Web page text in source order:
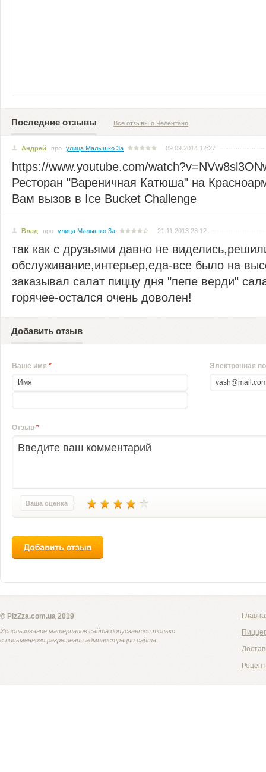
Последние отзывы Все отзывы о Челентано
Андрей про улица Малышко 3а 09.09.2014 12:27
https://www.youtube.com/
Ресторан "Вареничная Катюша" на
Вам вызов в Ice Bucket Challenge
Влад про улица Малышко 3а 21.11.2013 23:12
так как с друзьями давно не
обслуживание,интерьер,еда-все было на
заказывал салат пиццу дня "пепе верди"
горячее-остался очень доволен!
Добавить отзыв
Ваше имя * Электронная
Отзыв *
Ваша оценка
© PizZza.com.ua 2019
Использование материалов сайта допускается только
с письменного разрешения администрации сайта.